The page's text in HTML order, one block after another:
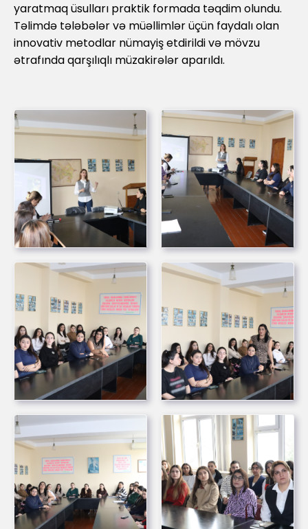
yaratmaq üsulları praktik formada təqdim olundu.
Təlimdə tələbələr və müəllimlər üçün faydalı olan
innovativ metodlar nümayiş etdirildi və mövzu
ətrafında qarşılıqlı müzakirələr aparıldı.